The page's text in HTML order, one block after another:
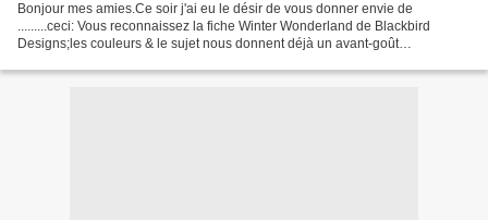
Bonjour mes amies.Ce soir j'ai eu le désir de vous donner envie de
.........ceci: Vous reconnaissez la fiche Winter Wonderland de Blackbird
Designs;les couleurs & le sujet nous donnent déjà un avant-goût